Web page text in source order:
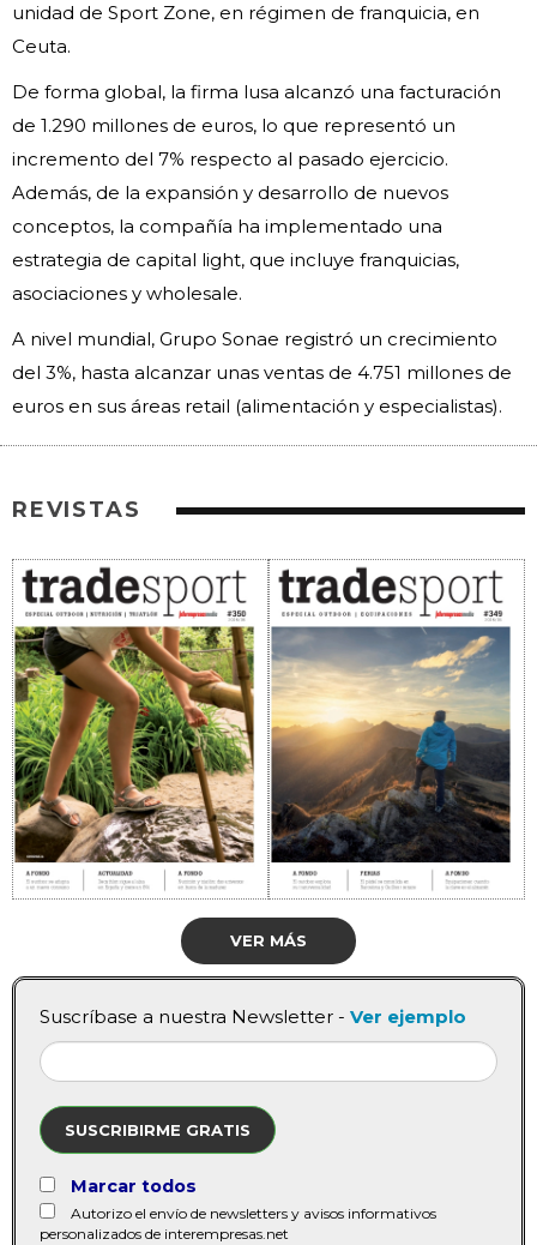
unidad de Sport Zone, en régimen de franquicia, en
Ceuta.
De forma global, la firma lusa alcanzó una facturación
de 1.290 millones de euros, lo que representó un
incremento del 7% respecto al pasado ejercicio.
Además, de la expansión y desarrollo de nuevos
conceptos, la compañía ha implementado una
estrategia de capital light, que incluye franquicias,
asociaciones y wholesale.
A nivel mundial, Grupo Sonae registró un crecimiento
del 3%, hasta alcanzar unas ventas de 4.751 millones de
euros en sus áreas retail (alimentación y especialistas).
REVISTAS
VER MÁS
Suscríbase a nuestra Newsletter - Ver ejemplo
SUSCRIBIRME GRATIS
Marcar todos
Autorizo el envío de newsletters y avisos informativos
personalizados de interempresas.net